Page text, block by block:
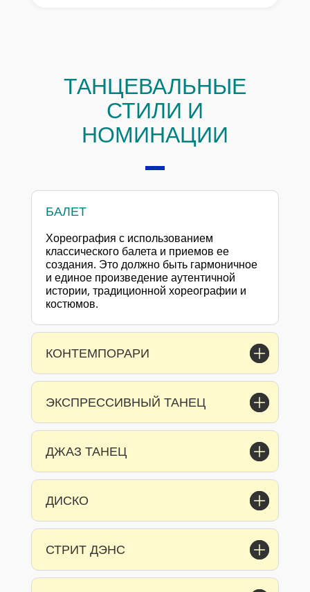
ТАНЦЕВАЛЬНЫЕ
СТИЛИ И
НОМИНАЦИИ
БАЛЕТ
Хореография с использованием
классического балета и приемов ее
создания. Это должно быть гармоничное
и единое произведение аутентичной
истории, традиционной хореографии и
костюмов.
КОНТЕМПОРАРИ
ЭКСПРЕССИВНЫЙ ТАНЕЦ
ДЖАЗ ТАНЕЦ
ДИСКО
СТРИТ ДЭНС